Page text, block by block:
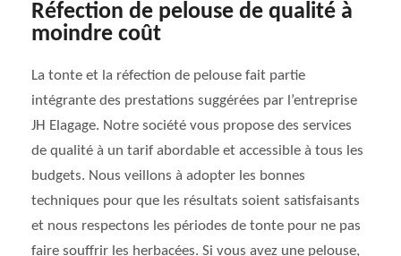
Réfection de pelouse de qualité à
moindre coût
La tonte et la réfection de pelouse fait partie
intégrante des prestations suggérées par l’entreprise
JH Elagage. Notre société vous propose des services
de qualité à un tarif abordable et accessible à tous les
budgets. Nous veillons à adopter les bonnes
techniques pour que les résultats soient satisfaisants
et nous respectons les périodes de tonte pour ne pas
faire souffrir les herbacées. Si vous avez une pelouse,